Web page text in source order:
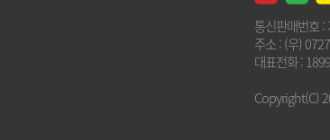
통신판매번호
주소 : (우)
대표전화 :
Copyright(C)